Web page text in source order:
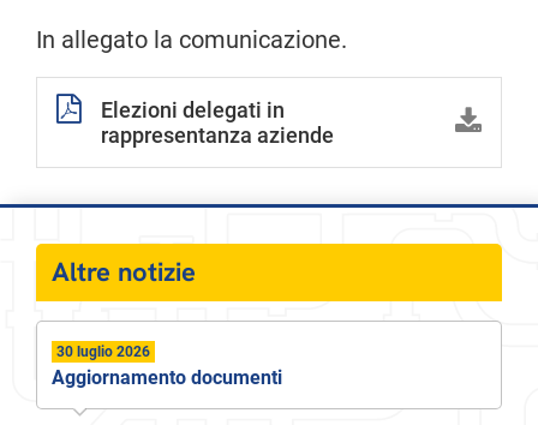
In allegato la comunicazione.
Elezioni delegati in
rappresentanza aziende
Altre notizie
30 luglio 2026
Aggiornamento documenti